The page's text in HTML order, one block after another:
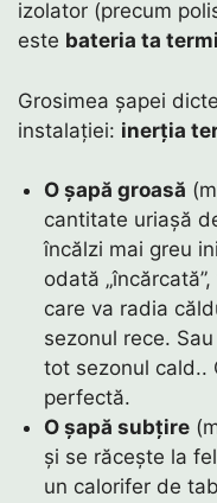
izolator (precum
este bateria ta
Grosimea șapei
instalației: inerția
O șapă groasă
cantitate uriașă
încălzi mai greu
odată
care va radia
sezonul rece.
tot sezonul cald..
perfectă.
O șapă subțire
și se răcește la
un calorifer de